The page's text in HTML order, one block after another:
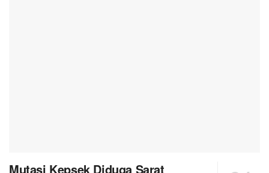
Mutasi Kepsek Diduga Sarat